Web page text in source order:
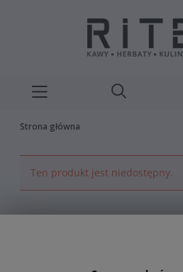
Strona główna
Ten produkt jest niedostępny.